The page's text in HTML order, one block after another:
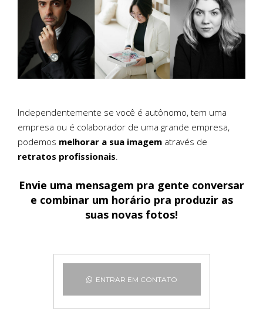
Independentemente se você é autônomo, tem uma
empresa ou é colaborador de uma grande empresa,
podemos melhorar a sua imagem através de
retratos profissionais
Envie uma mensagem pra gente conversar
e combinar um horário pra produzir as
suas novas fotos!
ENTRAR EM CONTATO